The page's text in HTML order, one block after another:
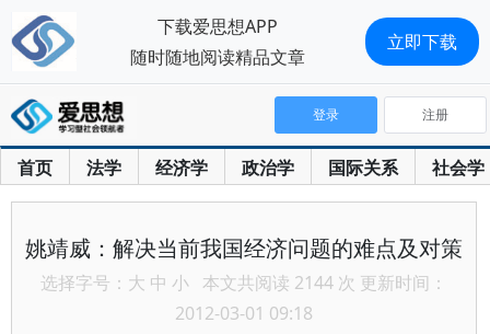
首页 法学 经济学 政治学 国际关系 社会学
登录 注册
姚靖威：解决当前我国经济问题的难点及对策
选择字号： 大 中 小 本文共阅读 2144 次 更新时间：
2012-03-01 09:18
下载爱思想APP
随时随地阅读精品文章
立即下载